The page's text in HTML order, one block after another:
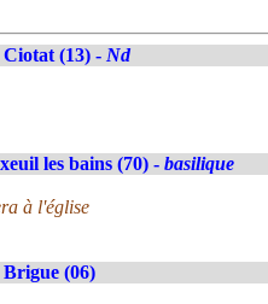
(13) - Nd
les bains (70) - basilique
à l'église
(06)